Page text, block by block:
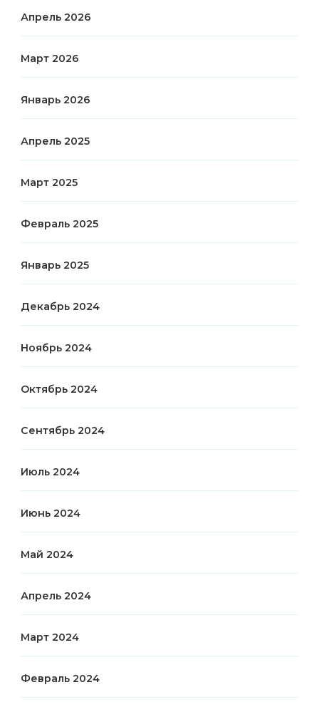
Апрель 2026
Март 2026
Январь 2026
Апрель 2025
Март 2025
Февраль 2025
Январь 2025
Декабрь 2024
Ноябрь 2024
Октябрь 2024
Сентябрь 2024
Июль 2024
Июнь 2024
Май 2024
Апрель 2024
Март 2024
Февраль 2024